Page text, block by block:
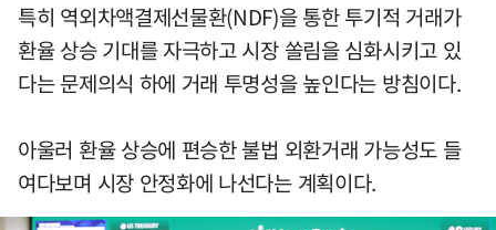
특히 역외차액결제선물환(NDF)을 통한 투기적 거래가
환율 상승 기대를 자극하고 시장 쏠림을 심화시키고 있
다는 문제의식 하에 거래 투명성을 높인다는 방침이다.
아울러 환율 상승에 편승한 불법 외환거래 가능성도 들
여다보며 시장 안정화에 나선다는 계획이다.